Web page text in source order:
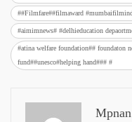
##Filmfare##filmaward
#aimimnews# #delhieducation
#atina welfare foundation## foundaton
fund##unesco#helping hand### #
Mpnan